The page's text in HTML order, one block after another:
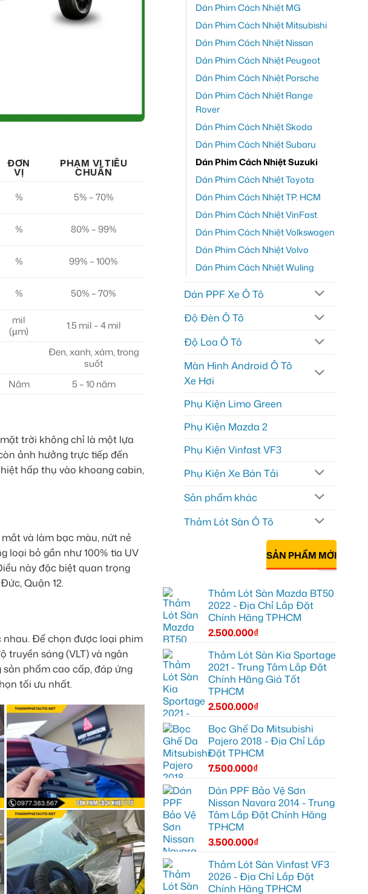
ĐƠN
VỊ
PHẠM VI TIÊU
CHUẨN
% 5% – 70%
% 80% – 99%
% 99% – 100%
% 50% – 70%
mil
(µm)
1.5 mil – 4 mil
Đen, xanh, xám, trong
suốt
Năm 5 – 10 năm
trời không chỉ là một lựa
ảnh hưởng trực tiếp đến
hấp thụ vào khoang cabin,
và làm bạc màu, nứt nẻ
loại bỏ gần như 100% tia UV
này đặc biệt quan trọng
Quận 12.
nhau. Để chọn được loại phim
truyền sáng (VLT) và ngân
phẩm cao cấp, đáp ứng
tối ưu nhất.
Dán Phim Cách Nhiệt MG
Dán Phim Cách Nhiệt Mitsubishi
Dán Phim Cách Nhiệt Nissan
Dán Phim Cách Nhiệt Peugeot
Dán Phim Cách Nhiệt Porsche
Dán Phim Cách Nhiệt Range
Rover
Dán Phim Cách Nhiệt Skoda
Dán Phim Cách Nhiệt Subaru
Dán Phim Cách Nhiệt Suzuki
Dán Phim Cách Nhiệt Toyota
Dán Phim Cách Nhiệt TP. HCM
Dán Phim Cách Nhiệt VinFast
Dán Phim Cách Nhiệt Volkswagen
Dán Phim Cách Nhiệt Volvo
Dán Phim Cách Nhiệt Wuling
Dán PPF Xe Ô Tô
Độ Đèn Ô Tô
Độ Loa Ô Tô
Màn Hình Android Ô Tô
Xe Hơi
Phụ Kiện Limo Green
Phụ Kiện Mazda 2
Phụ Kiện Vinfast VF3
Phụ Kiện Xe Bán Tải
Sản phẩm khác
Thảm Lót Sàn Ô Tô
SẢN PHẨM MỚI
Thảm Lót Sàn Mazda BT50
2022 - Địa Chỉ Lắp Đặt
Chính Hãng TPHCM
2.500.000₫
Thảm Lót Sàn Kia Sportage
2021 - Trung Tâm Lắp Đặt
Chính Hãng Giá Tốt
TPHCM
2.500.000₫
Bọc Ghế Da Mitsubishi
Pajero 2018 - Địa Chỉ Lắp
Đặt TPHCM
7.500.000₫
Dán PPF Bảo Vệ Sơn
Nissan Navara 2014 - Trung
Tâm Lắp Đặt Chính Hãng
TPHCM
3.500.000₫
Thảm Lót Sàn Vinfast VF3
2026 - Địa Chỉ Lắp Đặt
Chính Hãng TPHCM